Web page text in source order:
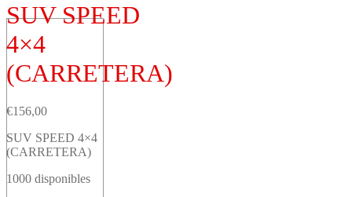
SUV SPEED
4×4
(CARRETERA)
€156,00
SUV SPEED 4×4
(CARRETERA)
1000 disponibles